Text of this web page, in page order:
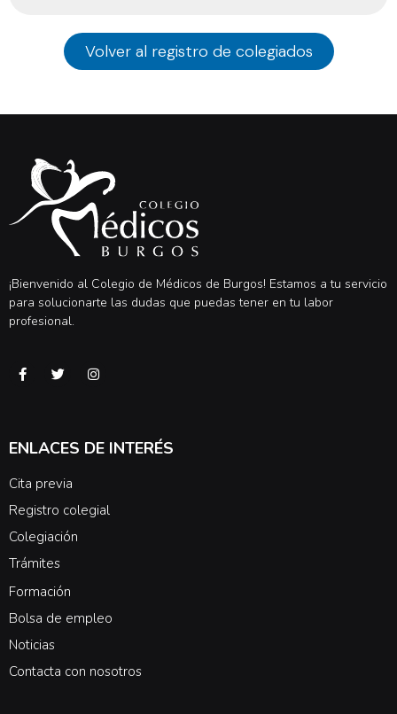
Volver al registro de colegiados
¡Bienvenido al Colegio de Médicos de Burgos! Estamos a tu servicio
para solucionarte las dudas que puedas tener en tu labor
profesional.
ENLACES DE INTERÉS
Cita previa
Registro colegial
Colegiación
Trámites
Formación
Bolsa de empleo
Noticias
Contacta con nosotros